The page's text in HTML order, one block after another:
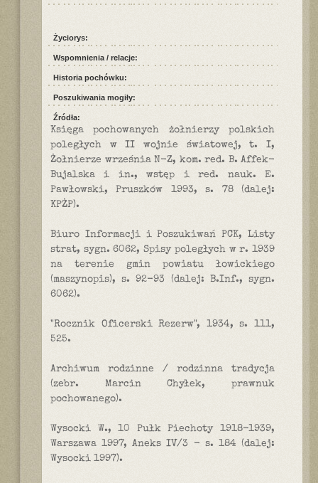
Życiorys:
Wspomnienia / relacje:
Historia pochówku:
Poszukiwania mogiły:
Źródła:
Księga pochowanych żołnierzy polskich
poległych w II wojnie światowej, t. I,
Żołnierze września N-Z, kom. red. B. Affek-
Bujalska i in., wstęp i red. nauk. E.
Pawłowski, Pruszków 1993, s. 78 (dalej:
KPŻP).
Biuro Informacji i Poszukiwań PCK, Listy
strat, sygn. 6062, Spisy poległych w r. 1939
na terenie gmin powiatu łowickiego
(maszynopis), s. 92-93 (dalej: B.Inf., sygn.
6062).
"Rocznik Oficerski Rezerw", 1934, s. 111,
525.
Archiwum rodzinne / rodzinna tradycja
(zebr. Marcin Chyłek, prawnuk
pochowanego).
Wysocki W., 10 Pułk Piechoty 1918-1939,
Warszawa 1997, Aneks IV/3 - s. 184 (dalej:
Wysocki 1997).